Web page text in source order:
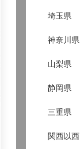
埼玉県
神奈川県
山梨県
静岡県
三重県
関西以西